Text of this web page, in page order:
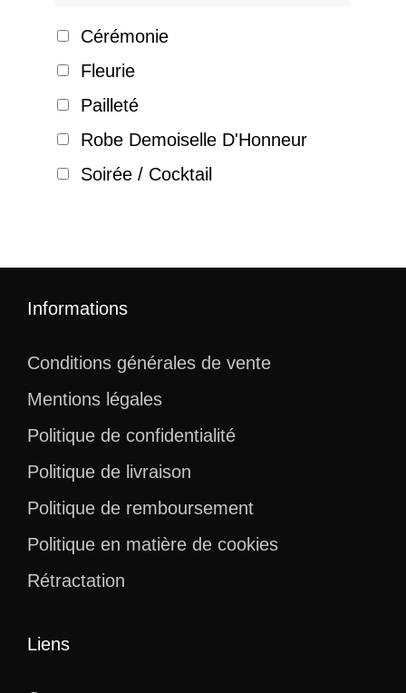
Cérémonie
Fleurie
Pailleté
Robe Demoiselle D'Honneur
Soirée / Cocktail
Informations
Conditions générales de vente
Mentions légales
Politique de confidentialité
Politique de livraison
Politique de remboursement
Politique en matière de cookies
Rétractation
Liens